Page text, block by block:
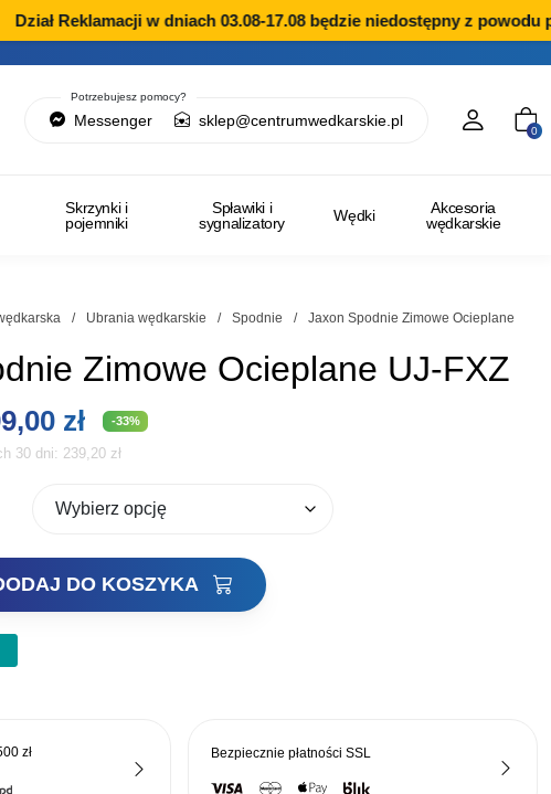
Dział Reklamacji w dniach 03.08-17.08 będzie niedostępny z powodu
Potrzebujesz pomocy?
Messenger sklep@centrumwedkarskie.pl
0
Skrzynki i
pojemniki
Spławiki i
sygnalizatory
Wędki
Akcesoria
wędkarskie
/ Ubrania wędkarskie / Spodnie /
Jaxon Spodnie Zimowe Ocieplane
Zimowe Ocieplane UJ-FXZ
zł.
złAktualna
cena
wynosi:
199,00 zł.
-33%
30 dni: 239,20 zł
DO KOSZYKA
zł Bezpiecznie płatnościSSL